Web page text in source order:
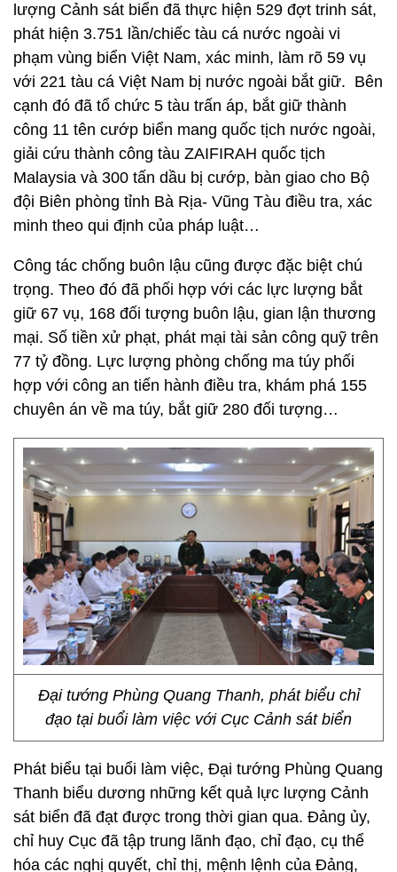
lượng Cảnh sát biển đã thực hiện 529 đợt trinh sát,
phát hiện 3.751 lần/chiếc tàu cá nước ngoài vi
phạm vùng biển Việt Nam, xác minh, làm rõ 59 vụ
với 221 tàu cá Việt Nam bị nước ngoài bắt giữ. Bên
cạnh đó đã tổ chức 5 tàu trấn áp, bắt giữ thành
công 11 tên cướp biển mang quốc tịch nước ngoài,
giải cứu thành công tàu ZAIFIRAH quốc tịch
Malaysia và 300 tấn dầu bị cướp, bàn giao cho Bộ
đội Biên phòng tỉnh Bà Rịa- Vũng Tàu điều tra, xác
minh theo qui định của pháp luật…
Công tác chống buôn lậu cũng được đặc biệt chú
trọng. Theo đó đã phối hợp với các lực lượng bắt
giữ 67 vụ, 168 đối tượng buôn lậu, gian lận thương
mại. Số tiền xử phạt, phát mại tài sản công quỹ trên
77 tỷ đồng. Lực lượng phòng chống ma túy phối
hợp với công an tiến hành điều tra, khám phá 155
chuyên án về ma túy, bắt giữ 280 đối tượng…
Đại tướng Phùng Quang Thanh, phát biểu chỉ
đạo tại buổi làm việc với Cục Cảnh sát biển
Phát biểu tại buổi làm việc, Đại tướng Phùng Quang
Thanh biểu dương những kết quả lực lượng Cảnh
sát biển đã đạt được trong thời gian qua. Đảng ủy,
chỉ huy Cục đã tập trung lãnh đạo, chỉ đạo, cụ thể
hóa các nghị quyết, chỉ thị, mệnh lệnh của Đảng,